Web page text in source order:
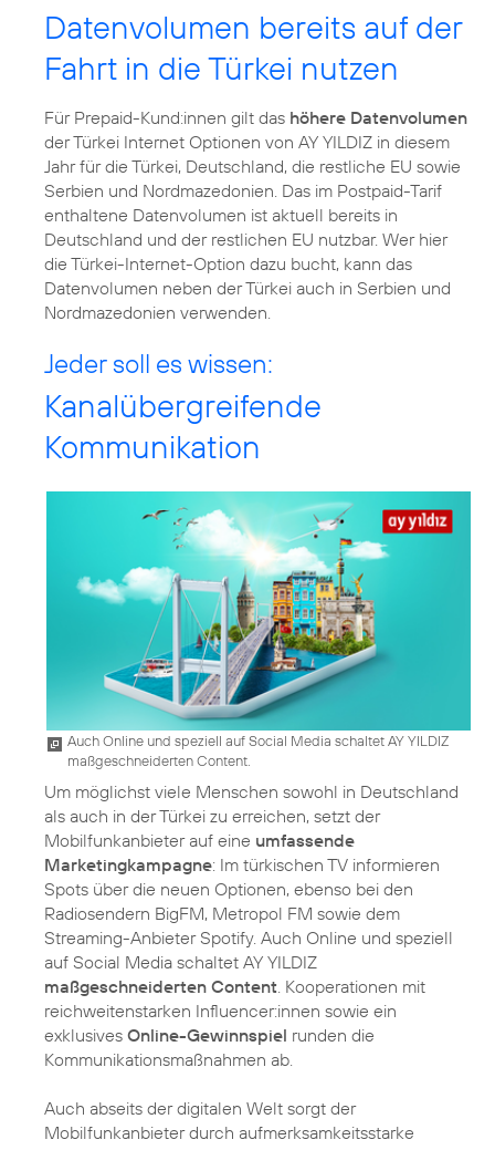
Datenvolumen bereits auf der
Fahrt in die Türkei nutzen
Für Prepaid-Kund:innen gilt das höhere Datenvolumen
der Türkei Internet Optionen von AY YILDIZ in diesem
Jahr für die Türkei, Deutschland, die restliche EU sowie
Serbien und Nordmazedonien. Das im Postpaid-Tarif
enthaltene Datenvolumen ist aktuell bereits in
Deutschland und der restlichen EU nutzbar. Wer hier
die Türkei-Internet-Option dazu bucht, kann das
Datenvolumen neben der Türkei auch in Serbien und
Nordmazedonien verwenden.
Jeder soll es wissen:
Kanalübergreifende
Kommunikation
Auch Online und speziell auf Social Media schaltet AY YILDIZ
maßgeschneiderten Content.
Um möglichst viele Menschen sowohl in Deutschland
als auch in der Türkei zu erreichen, setzt der
Mobilfunkanbieter auf eine umfassende
Marketingkampagne: Im türkischen TV informieren
Spots über die neuen Optionen, ebenso bei den
Radiosendern BigFM, Metropol FM sowie dem
Streaming-Anbieter Spotify. Auch Online und speziell
auf Social Media schaltet AY YILDIZ
maßgeschneiderten Content. Kooperationen mit
reichweitenstarken Influencer:innen sowie ein
exklusives Online-Gewinnspiel runden die
Kommunikationsmaßnahmen ab.
Auch abseits der digitalen Welt sorgt der
Mobilfunkanbieter durch aufmerksamkeitsstarke